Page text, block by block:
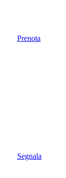
Prenota
Segnala